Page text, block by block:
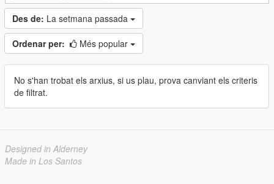
Des de: La setmana passada
Ordenar per: Més popular
No s'han trobat els arxius, si us plau, prova canviant els criteris
de filtrat.
Designed in Alderney
Made in Los Santos